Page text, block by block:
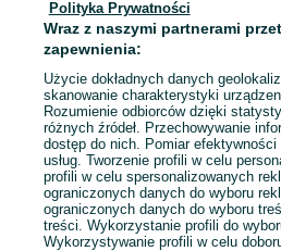
Polityka Prywatności
Wraz z naszymi partnerami
zapewnienia:
Użycie dokładnych danych
skanowanie charakterystyki
Rozumienie odbiorców dzięki
różnych źródeł. Przechowywanie
dostęp do nich. Pomiar
usług. Tworzenie profili w celu
profili w celu spersonalizowanych
ograniczonych danych do wyboru
ograniczonych danych do wyboru
treści. Wykorzystanie profili do
Wykorzystywanie profili w celu